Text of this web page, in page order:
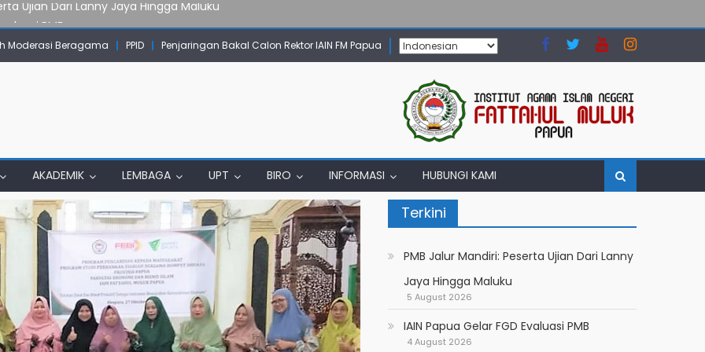
PMB
Skow Sae Kolaborasi dengan KKN UGM dan Uncen
Papua Tembus Jurnal Terindeks Google Scholar
Moderasi Beragama PPID Penjaringan Bakal Calon Rektor IAIN FM Papua
AKADEMIK LEMBAGA UPT BIRO INFORMASI HUBUNGI KAMI
Terkini
PMB Jalur Mandiri: Peserta Ujian Dari Lanny
Jaya Hingga Maluku
5 August 2026
IAIN Papua Gelar FGD Evaluasi PMB
4 August 2026